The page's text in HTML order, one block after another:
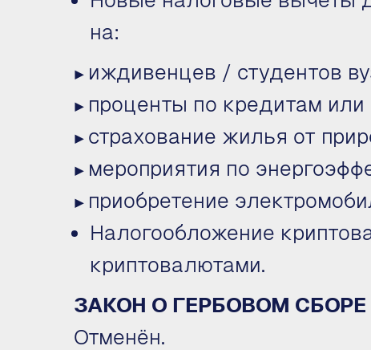
на:
▶ иждивенцев / студентов
▶ проценты по кредитам
▶ страхование жилья от
▶ мероприятия по
▶ приобретение
Налогообложение
криптовалютами.
ЗАКОН О ГЕРБОВОМ СБОРЕ
Отменён.